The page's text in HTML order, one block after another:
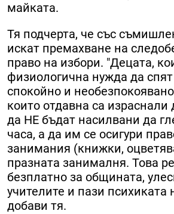
майката.
Тя подчерта, че със
искат премахване на
право на избори. "Децата,
физиологична нужда да
спокойно и
които отдавна са
да НЕ бъдат насилвани да
часа, а да им се осигури
занимания (книжки,
празната занималня. Това
безплатно за общината,
учителите и пази психиката
добави тя.